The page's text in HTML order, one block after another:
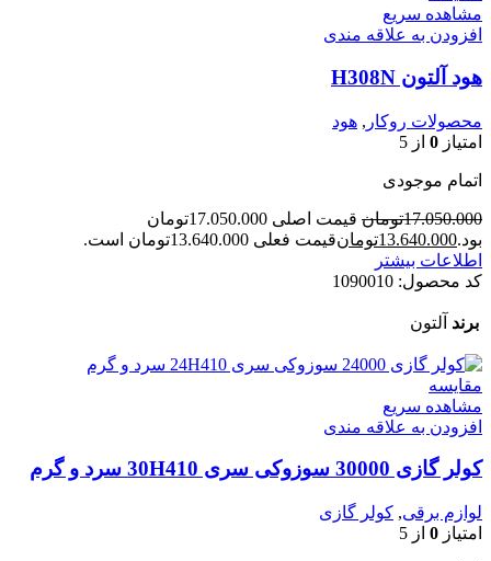
مشاهده سریع
افزودن به علاقه مندی
هود آلتون H308N
محصولات روکار , هود
امتیاز 0 از 5
اتمام موجودی
17.050.000تومان
قیمت اصلی 17.050.000تومان
بود.13.640.000تومانقیمت فعلی 13.640.000تومان است.
اطلاعات بیشتر
کد محصول: 1090010
برند آلتون
مقایسه
مشاهده سریع
افزودن به علاقه مندی
کولر گازی 30000 سوزوکی سری 30H410 سرد و گرم
لوازم برقی, کولر گازی
امتیاز 0 از 5